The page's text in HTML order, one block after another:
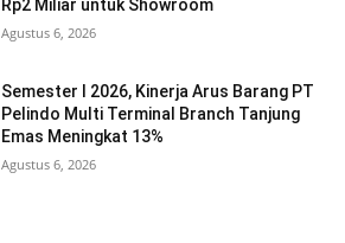
Rp2 Miliar untuk Showroom
Agustus 6, 2026
Semester I 2026, Kinerja Arus Barang PT
Pelindo Multi Terminal Branch Tanjung
Emas Meningkat 13%
Agustus 6, 2026